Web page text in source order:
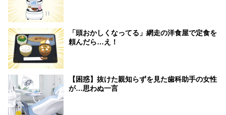
「頭おかしくなってる」網走の洋食屋で定食を
頼んだら…え！
【困惑】抜けた親知らずを見た歯科助手の女性
が…思わぬ一言